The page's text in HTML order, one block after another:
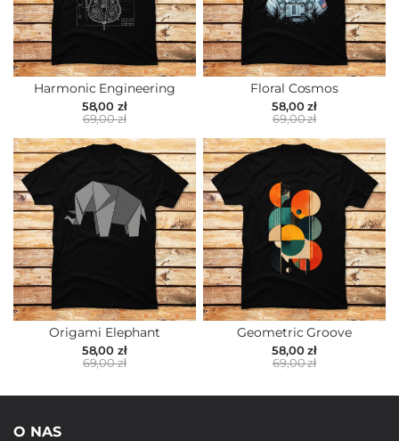
Harmonic Engineering
58,00 zł
69,00 zł
Floral Cosmos
58,00 zł
69,00 zł
Origami Elephant
58,00 zł
69,00 zł
Geometric Groove
58,00 zł
69,00 zł
O NAS